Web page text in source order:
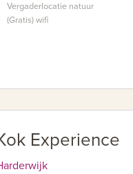
Vergaderlocatie natuur
(Gratis) wifi
Experience